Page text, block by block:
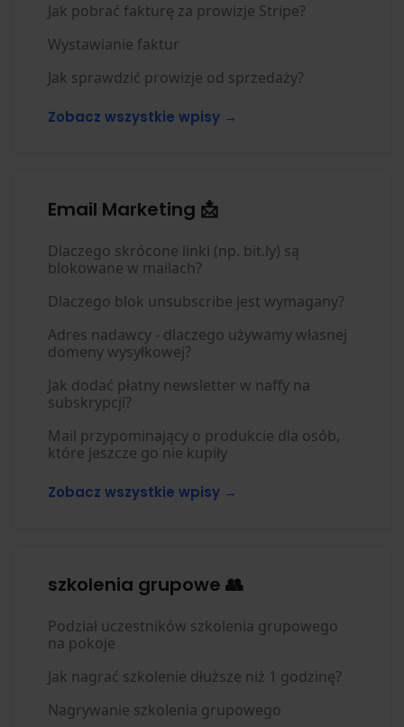
Jak pobrać fakturę za prowizje Stripe?
Wystawianie faktur
Jak sprawdzić prowizje od sprzedaży?
Zobacz wszystkie wpisy →
Email Marketing 📩
Dlaczego skrócone linki (np. bit.ly) są
blokowane w mailach?
Dlaczego blok unsubscribe jest wymagany?
Adres nadawcy - dlaczego używamy własnej
domeny wysyłkowej?
Jak dodać płatny newsletter w naffy na
subskrypcji?
Mail przypominający o produkcie dla osób,
które jeszcze go nie kupiły
Zobacz wszystkie wpisy →
szkolenia grupowe 👥
Podział uczestników szkolenia grupowego
na pokoje
Jak nagrać szkolenie dłuższe niż 1 godzinę?
Nagrywanie szkolenia grupowego